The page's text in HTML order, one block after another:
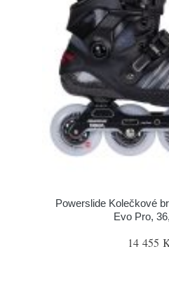
Powerslide Kolečkové
Evo Pro,
14 455